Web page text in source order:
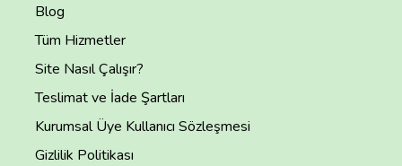
Blog
Tüm Hizmetler
Site Nasıl Çalışır?
Teslimat ve İade Şartları
Kurumsal Üye Kullanıcı Sözleşmesi
Gizlilik Politikası